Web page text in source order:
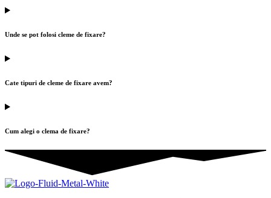
Unde se pot folosi cleme de fixare?
Cate tipuri de cleme de fixare avem?
Cum alegi o clema de fixare?